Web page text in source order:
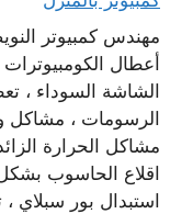
مهندس كمبيوتر
أعطال
الشاشة السوداء ،
الرسومات ، مشاكل
مشاكل الحرارة
اقلاع الحاسوب
استبدال بور سبلاي